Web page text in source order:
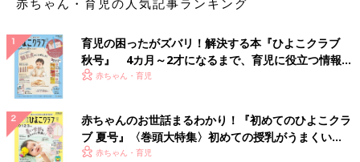
育児の困ったがズバリ！解決する本『ひよこクラブ
秋号』 4カ月～2才になるまで、育児に役立つ情報が
いっぱい！
赤ちゃん・育児
赤ちゃんのお世話まるわかり！『初めてのひよこクラ
ブ 夏号』〈巻頭大特集〉初めての授乳がうまくい
く！ おっぱい・ミルクの基本と夏のトラブル 解決テ
赤ちゃん・育児